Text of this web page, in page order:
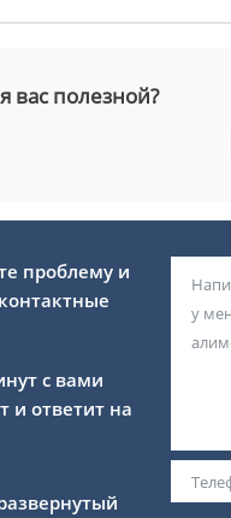
вас полезной?
проблему и
с вами
и ответит на